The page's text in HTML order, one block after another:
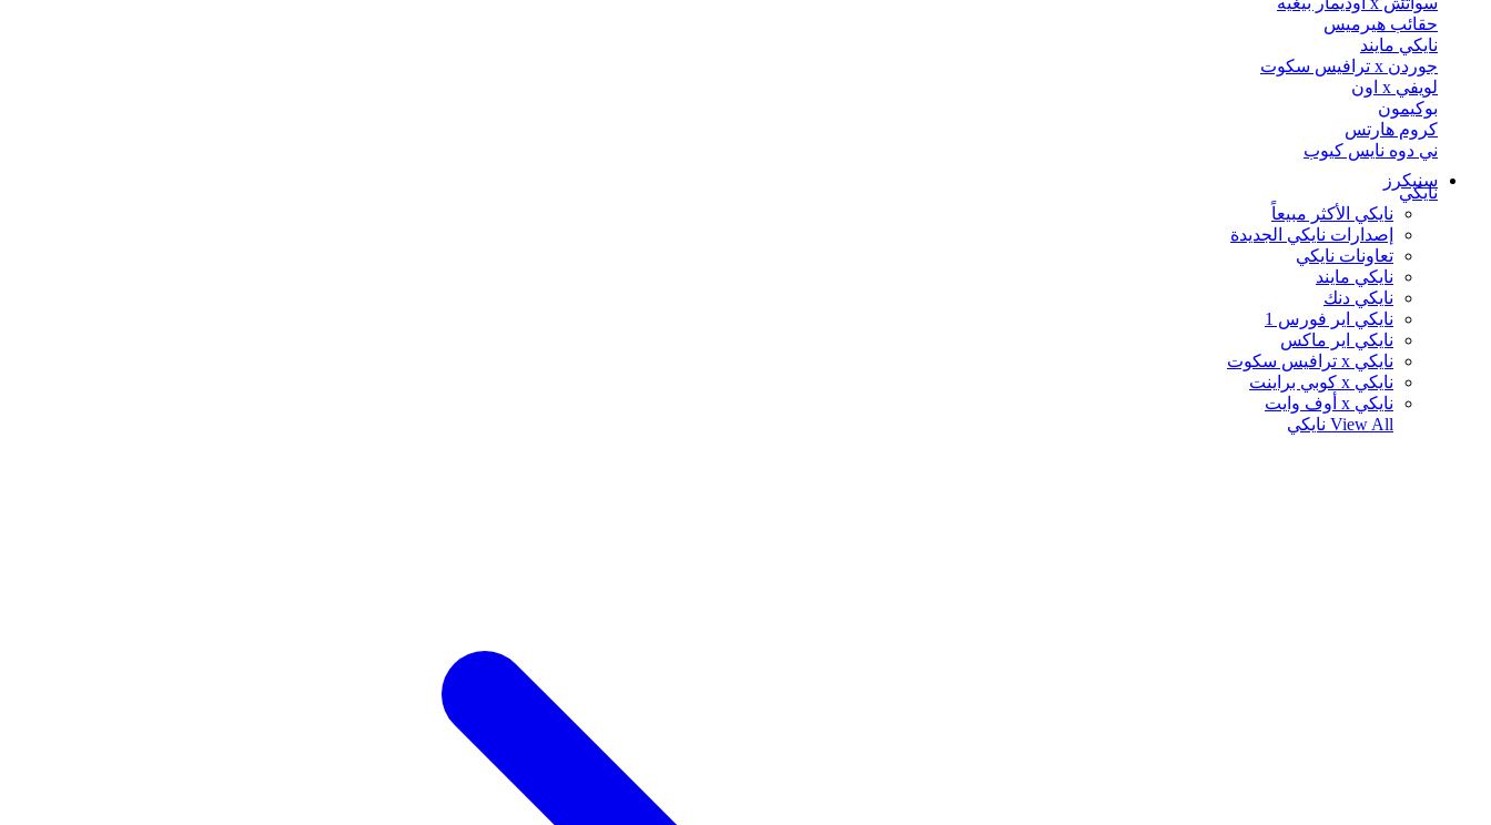
حقائب هيرميس
نايكي مايند
جوردن x ترافيس سكوت
لويفي x اون
بوكيمون
كروم هارتس
ني دوه نايس كيوب
سنيكرز
نايكي
نايكي الأكثر مبيعاً
إصدارات نايكي الجديدة
تعاونات نايكي
نايكي مايند
نايكي دنك
نايكي اير فورس 1
نايكي اير ماكس
نايكي x ترافيس سكوت
نايكي x كوبي براينت
نايكي x أوف وايت
View All نايكي